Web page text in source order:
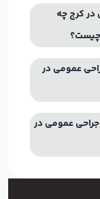
کرج چه
چیست؟
عمومی در
عمومی در